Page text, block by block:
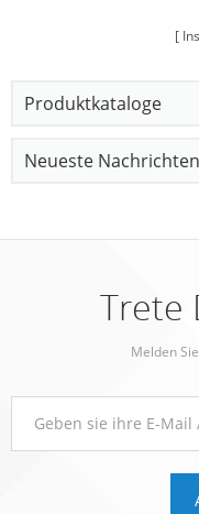
Produktkataloge
Neueste Nachrichten
Trete
Melden